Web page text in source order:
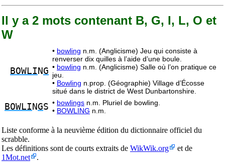
Il y a 2 mots contenant B, G, I, L, O et
W
BOWLI NG
• bowling n.m. (Anglicisme) Jeu qui consiste à
renverser dix quilles à l’aide d’une boule.
• bowling n.m. (Anglicisme) Salle où l’on pratique ce
jeu.
• Bowling n.prop. (Géographie) Village d’Écosse
situé dans le district de West Dunbartonshire.
BOWLI NGS • bowlings n.m. Pluriel de bowling.
• BOWLING n.m.
Liste conforme à la neuvième édition du dictionnaire officiel du
scrabble.
Les définitions sont de courts extraits de WikWik.org
et de
1Mot.net
.